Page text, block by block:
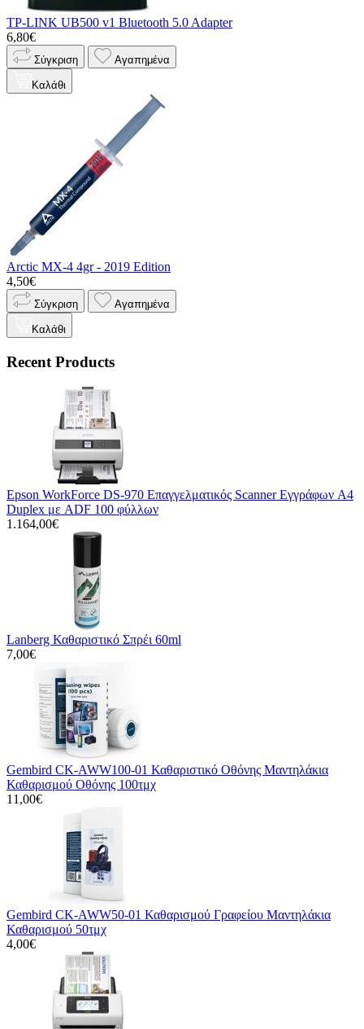
TP-LINK UB500 v1 Bluetooth 5.0 Adapter
6,80€
Σύγκριση Αγαπημένα
Καλάθι
Arctic MX-4 4gr - 2019 Edition
4,50€
Σύγκριση Αγαπημένα
Καλάθι
Recent Products
Epson WorkForce DS-970 Επαγγελματικός Scanner Εγγράφων A4
Duplex με ADF 100 φύλλων
1.164,00€
Lanberg Καθαριστικό Σπρέι 60ml
7,00€
Gembird CK-AWW100-01 Καθαριστικό Οθόνης Μαντηλάκια
Καθαρισμού Οθόνης 100τμχ
11,00€
Gembird CK-AWW50-01 Καθαρισμού Γραφείου Μαντηλάκια
Καθαρισμού 50τμχ
4,00€